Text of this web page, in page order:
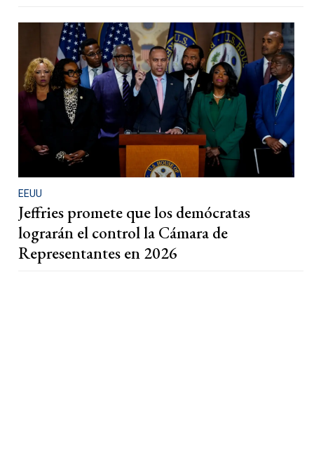
EEUU
Jeffries promete que los demócratas
lograrán el control la Cámara de
Representantes en 2026